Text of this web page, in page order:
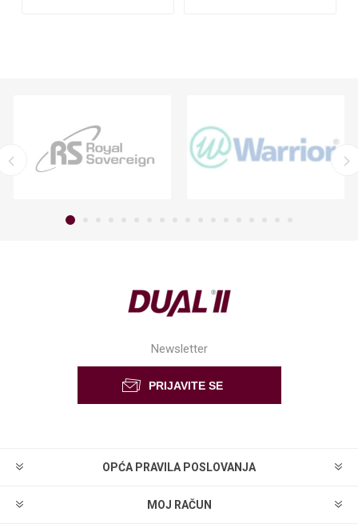
Newsletter
OPĆA PRAVILA POSLOVANJA
MOJ RAČUN